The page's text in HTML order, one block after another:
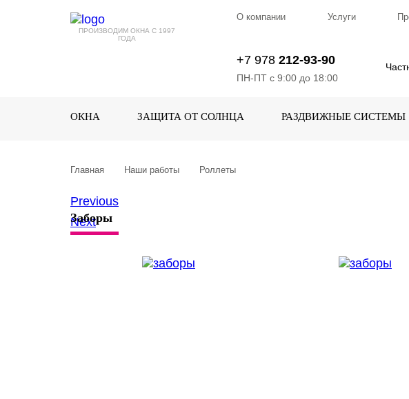
ПРОИЗВОДИМ ОКНА С 1997
ГОДА
О компании Услуги
+7 978212-93-90
ПН-ПТ с 9:00 до 18:00
ОКНА ЗАЩИТА ОТ СОЛНЦА РАЗДВИЖНЫЕ СИСТЕМЫ
Главная Наши работы Роллеты
Previous
Next
Заборы